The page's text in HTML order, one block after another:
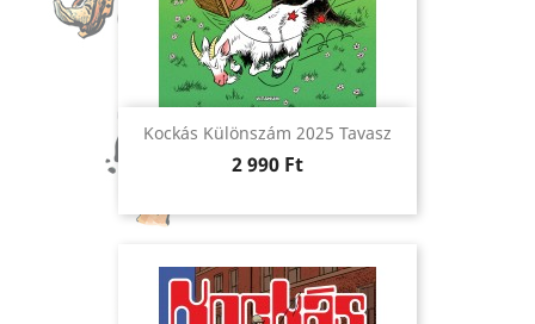
Kockás Különszám 2025 Tavasz
Ár
2 990 Ft